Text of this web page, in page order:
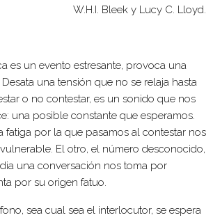
W.H.I. Bleek y Lucy C. Lloyd.
es un evento estresante, provoca una
una tensión que no se relaja hasta
o no contestar, es un sonido que nos
una posible constante que esperamos.
fatiga por la que pasamos al contestar nos
El otro, el número desconocido,
una conversación nos toma por
por su origen fatuo.
sea cual sea el interlocutor, se espera